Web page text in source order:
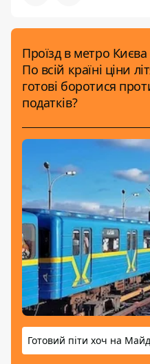
Проїзд в метро
По всій країні ціни
готові боротися
податків?
Готовий піти хоч на